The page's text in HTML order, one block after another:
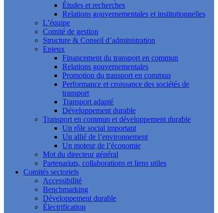
Études et recherches
Relations gouvernementales et institutionnelles
L’équipe
Comité de gestion
Structure & Conseil d’administration
Enjeux
Financement du transport en commun
Relations gouvernementales
Promotion du transport en commun
Performance et croissance des sociétés de
transport
Transport adapté
Développement durable
Transport en commun et développement durable
Un rôle social important
Un allié de l’environnement
Un moteur de l’économie
Mot du directeur général
Partenariats, collaborations et liens utiles
Comités sectoriels
Accessibilité
Benchmarking
Développement durable
Électrification